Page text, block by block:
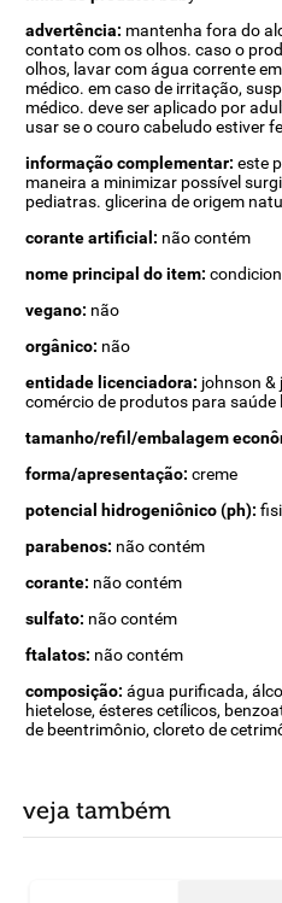
advertência: mantenha fora do
contato com os olhos. caso o
olhos, lavar com água corrente
médico. em caso de irritação,
médico. deve ser aplicado por
usar se o couro cabeludo estiver
informação complementar: este
maneira a minimizar possível
pediatras. glicerina de origem
corante artificial: não contém
nome principal do item:
vegano: não
orgânico: não
entidade licenciadora: johnson &
comércio de produtos para saúde
tamanho/refil/embalagem
forma/apresentação: creme
potencial hidrogeniônico (ph):
parabenos: não contém
corante: não contém
sulfato: não contém
ftalatos: não contém
composição: água purificada,
hietelose, ésteres cetílicos,
de beentrimônio, cloreto de
veja também